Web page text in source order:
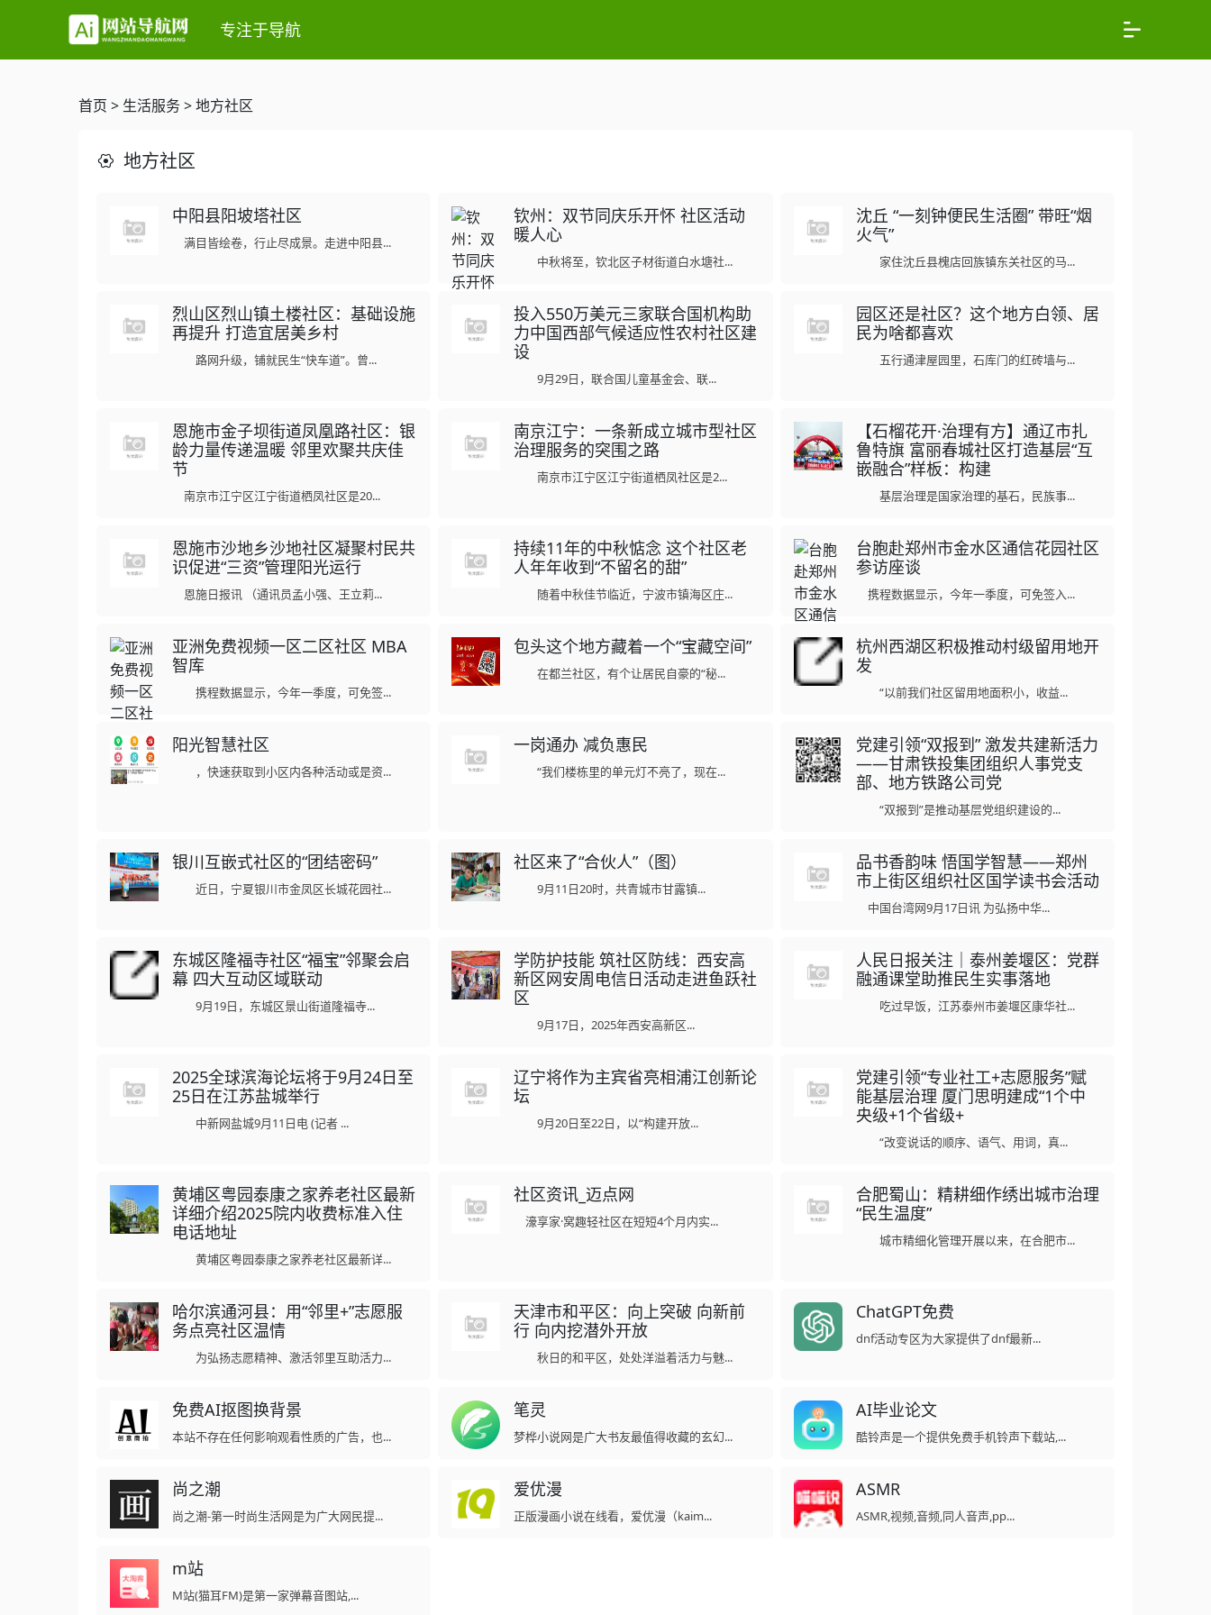
专注于导航
首页 > 生活服务>地方社区
地方社区
中阳县阳坡塔社区
满目皆绘卷，行止尽成景。走进中阳县...
钦州：双节同庆乐开怀 社区活动
暖人心
中秋将至，钦北区子材街道白水塘社...
沈丘 “一刻钟便民生活圈” 带旺“烟
火气”
家住沈丘县槐店回族镇东关社区的马...
烈山区烈山镇土楼社区：基础设施
再提升 打造宜居美乡村
路网升级，铺就民生“快车道”。曾...
投入550万美元三家联合国机构助
力中国西部气候适应性农村社区建
设
9月29日，联合国儿童基金会、联...
园区还是社区？这个地方白领、居
民为啥都喜欢
五行通津屋园里，石库门的红砖墙与...
恩施市金子坝街道凤凰路社区：银
龄力量传递温暖 邻里欢聚共庆佳
节
南京市江宁区江宁街道栖凤社区是20...
南京江宁：一条新成立城市型社区
治理服务的突围之路
南京市江宁区江宁街道栖凤社区是2...
【石榴花开·治理有方】通辽市扎
鲁特旗 富丽春城社区打造基层“互
嵌融合”样板：构建
基层治理是国家治理的基石，民族事...
恩施市沙地乡沙地社区凝聚村民共
识促进“三资”管理阳光运行
恩施日报讯 （通讯员孟小强、王立莉...
持续11年的中秋惦念 这个社区老
人年年收到“不留名的甜”
随着中秋佳节临近，宁波市镇海区庄...
台胞赴郑州市金水区通信花园社区
参访座谈
携程数据显示，今年一季度，可免签入...
亚洲免费视频一区二区社区 MBA
智库
携程数据显示，今年一季度，可免签...
包头这个地方藏着一个“宝藏空间”
在都兰社区，有个让居民自豪的“秘...
杭州西湖区积极推动村级留用地开
发
“以前我们社区留用地面积小，收益...
阳光智慧社区
，快速获取到小区内各种活动或是资...
一岗通办 减负惠民
“我们楼栋里的单元灯不亮了，现在...
党建引领“双报到” 激发共建新活力
——甘肃铁投集团组织人事党支
部、地方铁路公司党
“双报到”是推动基层党组织建设的...
银川互嵌式社区的“团结密码”
近日，宁夏银川市金凤区长城花园社...
社区来了“合伙人”（图）
9月11日20时，共青城市甘露镇...
品书香韵味 悟国学智慧——郑州
市上街区组织社区国学读书会活动
中国台湾网9月17日讯 为弘扬中华...
东城区隆福寺社区“福宝”邻聚会启
幕 四大互动区域联动
9月19日，东城区景山街道隆福寺...
学防护技能 筑社区防线：西安高
新区网安周电信日活动走进鱼跃社
区
9月17日，2025年西安高新区...
人民日报关注｜泰州姜堰区：党群
融通课堂助推民生实事落地
吃过早饭，江苏泰州市姜堰区康华社...
2025全球滨海论坛将于9月24日至
25日在江苏盐城举行
中新网盐城9月11日电 (记者 ...
辽宁将作为主宾省亮相浦江创新论
坛
9月20日至22日，以“构建开放...
党建引领“专业社工+志愿服务”赋
能基层治理 厦门思明建成“1个中
央级+1个省级+
“改变说话的顺序、语气、用词，真...
黄埔区粤园泰康之家养老社区最新
详细介绍2025院内收费标准入住
电话地址
黄埔区粤园泰康之家养老社区最新详...
社区资讯_迈点网
濠享家·窝趣轻社区在短短4个月内实...
合肥蜀山：精耕细作绣出城市治理
“民生温度”
城市精细化管理开展以来，在合肥市...
哈尔滨通河县：用“邻里+”志愿服
务点亮社区温情
为弘扬志愿精神、激活邻里互助活力...
天津市和平区：向上突破 向新前
行 向内挖潜外开放
秋日的和平区，处处洋溢着活力与魅...
ChatGPT免费
dnf活动专区为大家提供了dnf最新...
免费AI抠图换背景
本站不存在任何影响观看性质的广告，也...
笔灵
梦桦小说网是广大书友最值得收藏的玄幻...
AI毕业论文
酷铃声是一个提供免费手机铃声下载站,...
尚之潮
尚之潮-第一时尚生活网是为广大网民提...
爱优漫
正版漫画小说在线看，爱优漫（kaim...
ASMR
ASMR,视频,音频,同人音声,pp...
m站
M站(猫耳FM)是第一家弹幕音图站,...